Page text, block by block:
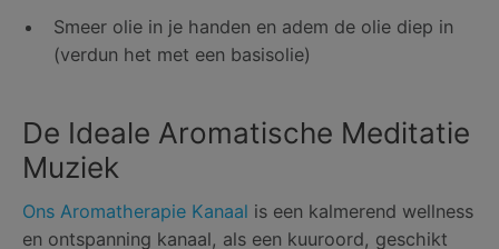
Smeer olie in je handen en adem de olie diep in
(verdun het met een basisolie)
De Ideale Aromatische Meditatie
Muziek
Ons Aromatherapie Kanaal is een kalmerend wellness
en ontspanning kanaal, als een kuuroord, geschikt